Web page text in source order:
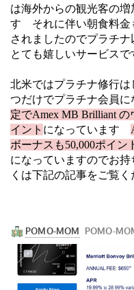
は海外からの観光客の
す それに伴い朝食料金
されましたのでプラチ
とても嬉しいサービスで
北米ではプラチナ修行
つだけでプラチナ会員
定でAmex MB Brilliant
イント になっています
ボーナスも50,000ポイ
になっていますのでお
くは下記の記事をご覧く